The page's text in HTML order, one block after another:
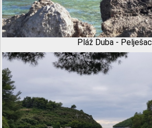
Pláž Duba - Pelješac